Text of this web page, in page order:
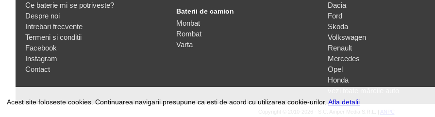
Acest site foloseste cookies. Continuarea navigarii presupune ca esti de acord cu utilizarea cookie-urilor. Afla detalii
Ce baterie mi se potriveste?
Despre noi
Intrebari frecvente
Termeni si conditii
Facebook
Instagram
Contact
Baterii de camion
Monbat
Rombat
Varta
Dacia
Ford
Skoda
Volkswagen
Renault
Mercedes
Opel
Honda
Copyright © 2010-2026 - S.C. Amper Media S.R.L. | ANPC